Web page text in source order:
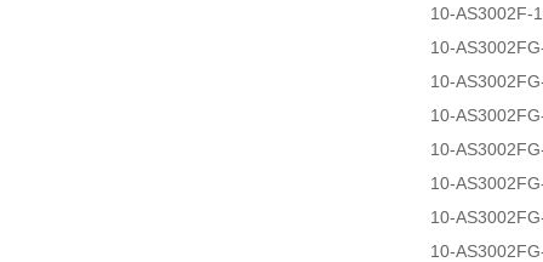
10-AS3002F-
10-
10-
10-
10-
10-
10-
10-